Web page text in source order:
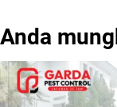
Anda